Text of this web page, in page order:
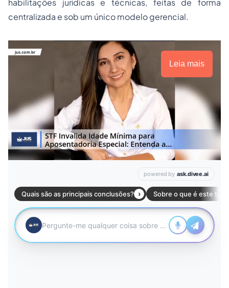
habilitações jurídicas e técnicas, feitas de forma
centralizada e sob um único modelo gerencial.
Leia mais